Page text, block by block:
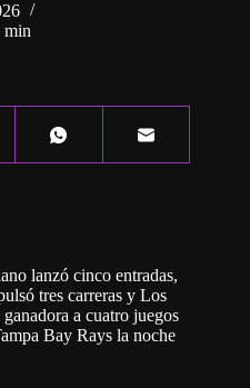
min
lanzó cinco entradas,
tres carreras y Los
a cuatro juegos
Bay Rays la noche